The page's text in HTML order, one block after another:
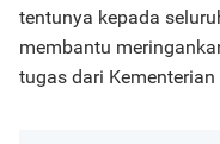
tentunya kepada
membantu
tugas dari